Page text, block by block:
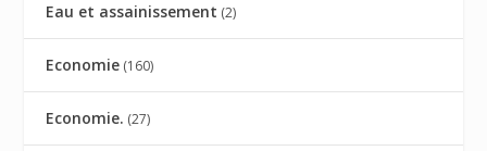
Eau et assainissement (2)
Economie (160)
Economie. (27)